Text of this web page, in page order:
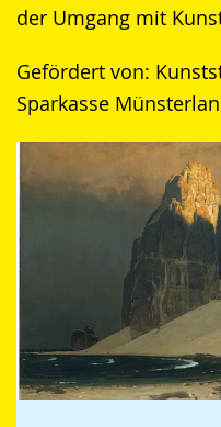
der Umgang mit
Gefördert von:
Sparkasse